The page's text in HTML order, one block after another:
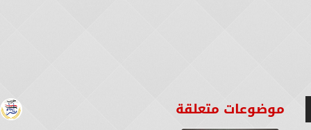
موضوعات متعلقة